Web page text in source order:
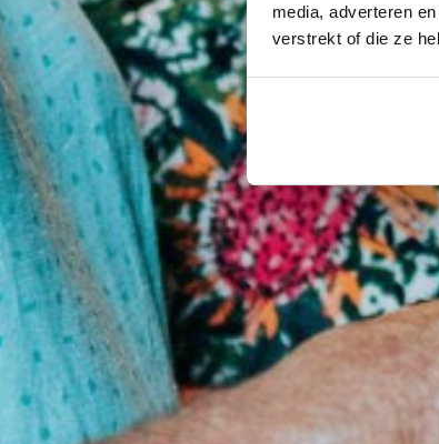
media, adverteren
verstrekt of die ze